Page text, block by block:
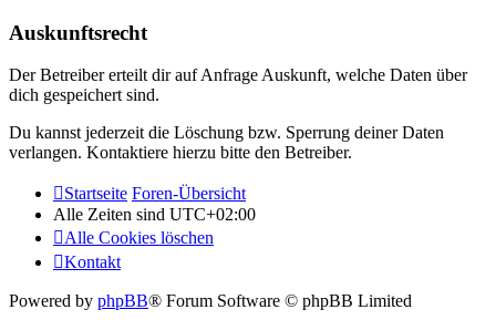
Auskunftsrecht
Der Betreiber erteilt dir auf Anfrage Auskunft, welche Daten über
dich gespeichert sind.
Du kannst jederzeit die Löschung bzw. Sperrung deiner Daten
verlangen. Kontaktiere hierzu bitte den Betreiber.
Startseite Foren-Übersicht
Alle Zeiten sind UTC+02:00
Alle Cookies löschen
Kontakt
Powered by phpBB® Forum Software © phpBB Limited